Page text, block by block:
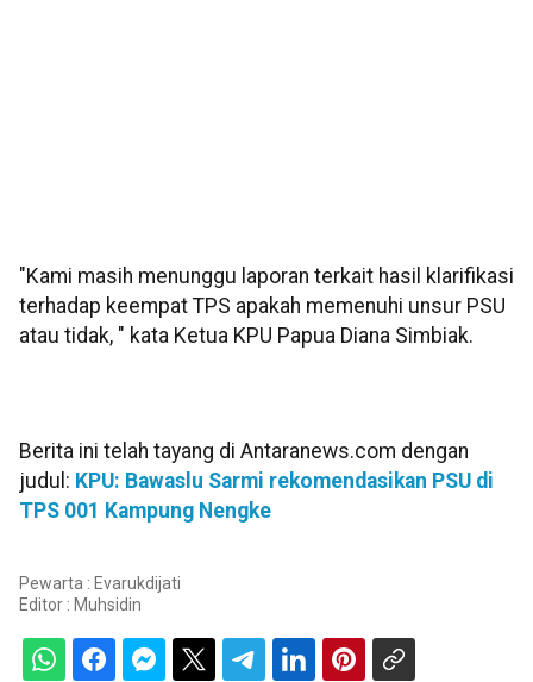
"Kami masih menunggu laporan terkait hasil klarifikasi
terhadap keempat TPS apakah memenuhi unsur PSU
atau tidak, " kata Ketua KPU Papua Diana Simbiak.
Berita ini telah tayang di Antaranews.com dengan
judul: KPU: Bawaslu Sarmi rekomendasikan PSU di
TPS 001 Kampung Nengke
Pewarta : Evarukdijati
Editor : Muhsidin